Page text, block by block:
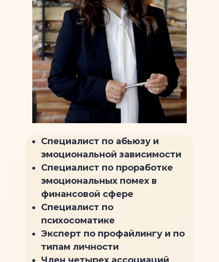
Специалист по абьюзу и
эмоциональной зависимости
Специалист по проработке
эмоциональных помех в
финансовой сфере
Специалист по
психосоматике
Эксперт по профайлингу и по
типам личности